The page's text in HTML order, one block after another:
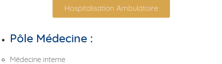
Hospitalisation Ambulatoire
Pôle Médecine :
Médecine interne